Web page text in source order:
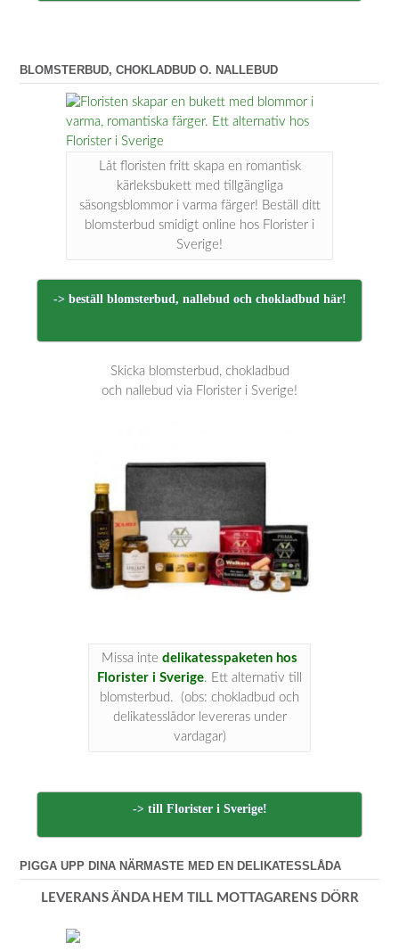
BLOMSTERBUD, CHOKLADBUD O. NALLEBUD
Låt floristen fritt skapa en romantisk
kärleksbukett med tillgängliga
säsongsblommor i varma färger! Beställ ditt
blomsterbud smidigt online hos Florister i
Sverige!
-> beställ blomsterbud, nallebud och chokladbud här!
Skicka blomsterbud, chokladbud
och nallebud via Florister i Sverige!
Missa inte delikatesspaketen hos
Florister i Sverige. Ett alternativ till
blomsterbud. (obs: chokladbud och
delikatesslådor levereras under
vardagar)
-> till Florister i Sverige!
PIGGA UPP DINA NÄRMASTE MED EN DELIKATESSLÅDA
LEVERANS ÄNDA HEM TILL MOTTAGARENS DÖRR